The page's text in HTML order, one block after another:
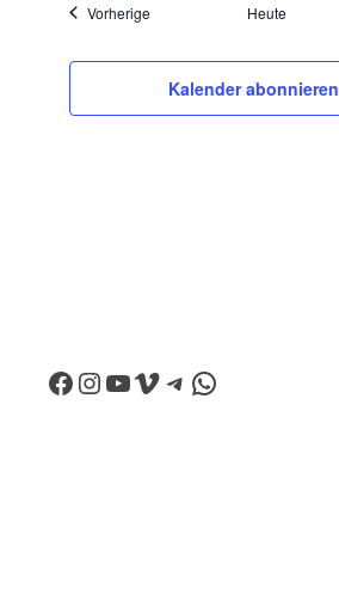
Vorherige VeranstaltungenHeute
Kalender abonnieren
Facebook
Instagram
YouTube
Vimeo
Telegram
WhatsApp